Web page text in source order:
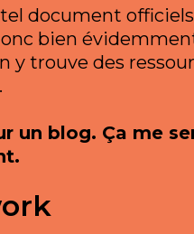
document
bien
y trouve des
un blog. Ça me